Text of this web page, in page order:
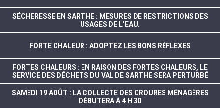
SÉCHERESSE EN SARTHE : MESURES DE RESTRICTIONS DES
USAGES DE L’EAU.
FORTE CHALEUR : ADOPTEZ LES BONS RÉFLEXES
FORTES CHALEURS : EN RAISON DES FORTES CHALEURS, LE
SERVICE DES DÉCHETS DU VAL DE SARTHE SERA PERTURBÉ
SAMEDI 19 AOÛT : LA COLLECTE DES ORDURES MÉNAGÈRES
DÉBUTERA À 4 H 30